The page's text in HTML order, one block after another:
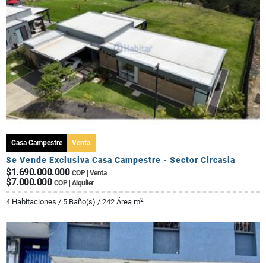
Casa Campestre Venta
Se Vende Exclusiva Casa Campestre - Sector Circasia
$1.690.000.000 COP | Venta
$7.000.000 COP | Alquiler
4 Habitaciones / 5 Baño(s) / 242 Área m2